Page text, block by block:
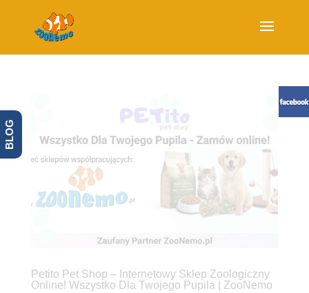
Petito Pet Shop – Internetowy Sklep Zoologiczny
Online! Wszystko Dla Twojego Pupila | ZooNemo
BLOG